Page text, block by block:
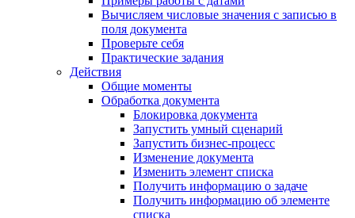
Вычисляем числовые значения с записью в
поля документа
Проверьте себя
Практические задания
Действия
Общие моменты
Обработка документа
Блокировка документа
Запустить умный сценарий
Запустить бизнес-процесс
Изменение документа
Изменить элемент списка
Получить информацию о задаче
Получить информацию об элементе
списка